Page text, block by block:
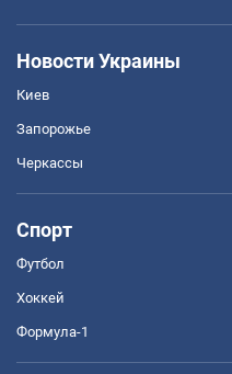
Новости Украины
Киев
Запорожье
Черкассы
Спорт
Футбол
Хоккей
Формула-1